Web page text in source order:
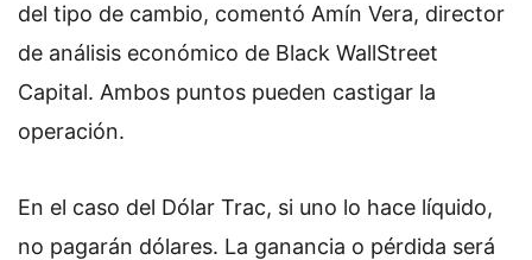
del tipo de cambio, comentó Amín Vera, director
de análisis económico de Black WallStreet
Capital. Ambos puntos pueden castigar la
operación.
En el caso del Dólar Trac, si uno lo hace líquido,
no pagarán dólares. La ganancia o pérdida será